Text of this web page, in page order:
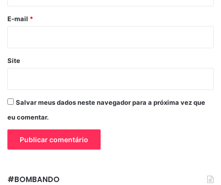
*
E-mail *
Site
Salvar meus dados neste navegador para a próxima vez que
eu comentar.
#BOMBANDO